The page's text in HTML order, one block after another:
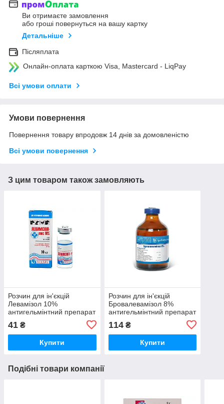
Ви отримаєте замовлення
або гроші повернуться на вашу картку
Детальніше
Післяплата
Онлайн-оплата карткою Visa, Mastercard - LiqPay
Всі умови оплати
Умови повернення
Повернення товару впродовж 14 днів за домовленістю
Всі умови повернення
З цим товаром також замовляють
Розчин для ін'єкцій
Левамізол 10%
антигельмінтний препарат
1 флакон 10 мл Продукт
41 ₴
Купити
Розчин для ін'єкцій
Бровалевамізол 8%
антигельмінтний препарат
Бровафарма
114₴
Купити
Подібні товари компанії